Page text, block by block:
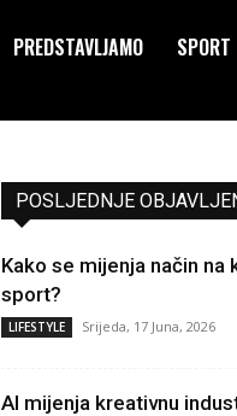
PREDSTAVLJAMO
SPORT
POSLJEDNJE
Kako se mijenja način na
sport?
LIFESTYLE Srijeda, 17 Juna, 2026
AI mijenja kreativnu